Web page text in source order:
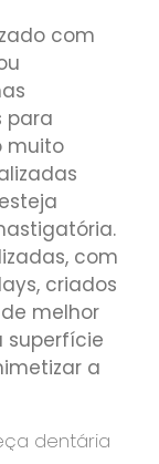
com
para
muito
com
criados
melhor
superfície
a